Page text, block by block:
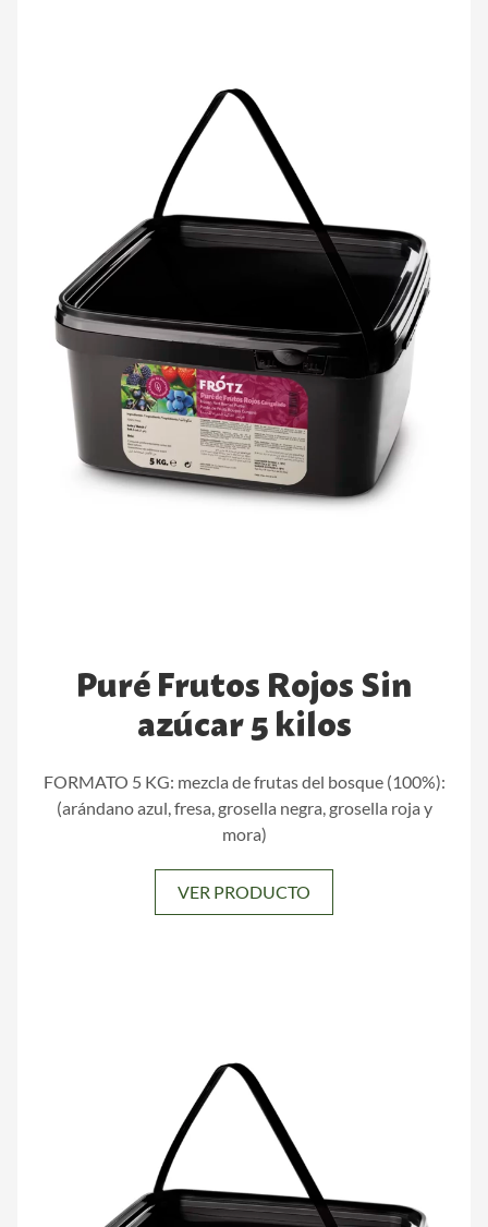
Puré Frutos Rojos Sin
azúcar 5 kilos
FORMATO 5 KG: mezcla de frutas del bosque (100%):
(arándano azul, fresa, grosella negra, grosella roja y
mora)
VER PRODUCTO